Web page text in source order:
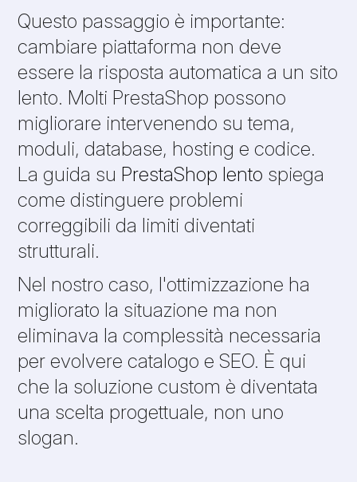
Questo passaggio è importante:
cambiare piattaforma non deve
essere la risposta automatica a un sito
lento. Molti PrestaShop possono
migliorare intervenendo su tema,
moduli, database, hosting e codice.
La guida su PrestaShop lento spiega
come distinguere problemi
correggibili da limiti diventati
strutturali.
Nel nostro caso, l'ottimizzazione ha
migliorato la situazione ma non
eliminava la complessità necessaria
per evolvere catalogo e SEO. È qui
che la soluzione custom è diventata
una scelta progettuale, non uno
slogan.